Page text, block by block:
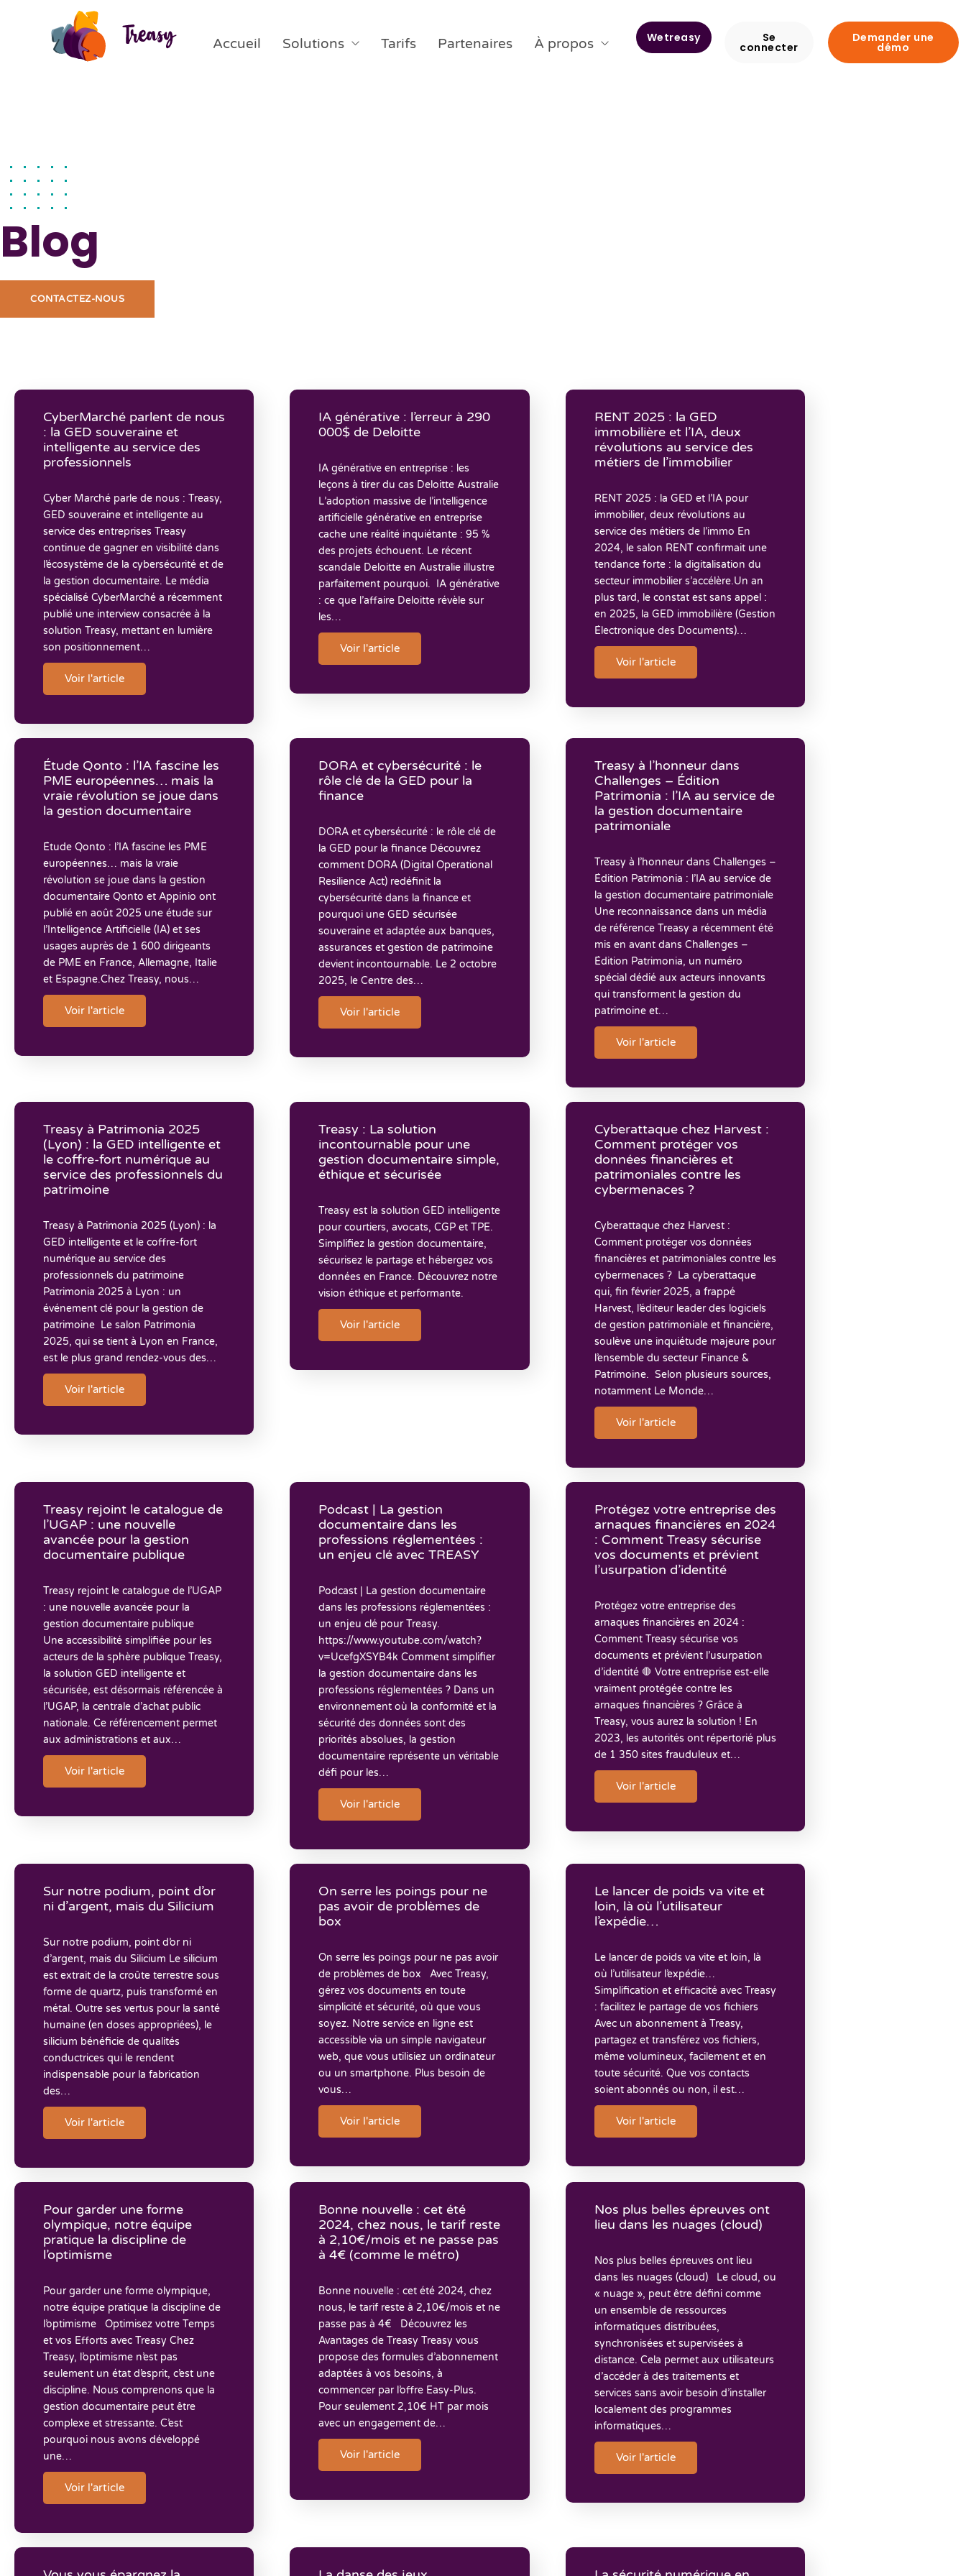
Accueil Solutions Tarifs Partenaires À propos Wetreasy Se
connecter
Demander une
démo
Blog
CONTACTEZ-NOUS
CyberMarché parlent de nous
: la GED souveraine et
intelligente au service des
professionnels
Cyber Marché parle de nous : Treasy,
GED souveraine et intelligente au
service des entreprises Treasy
continue de gagner en visibilité dans
l’écosystème de la cybersécurité et de
la gestion documentaire. Le média
spécialisé CyberMarché a récemment
publié une interview consacrée à la
solution Treasy, mettant en lumière
son positionnement…
Voir l'article
IA générative : l’erreur à 290
000$ de Deloitte
IA générative en entreprise : les
leçons à tirer du cas Deloitte Australie
L’adoption massive de l’intelligence
artificielle générative en entreprise
cache une réalité inquiétante : 95 %
des projets échouent. Le récent
scandale Deloitte en Australie illustre
parfaitement pourquoi. IA générative
: ce que l’affaire Deloitte révèle sur
les…
Voir l'article
RENT 2025 : la GED
immobilière et l’IA, deux
révolutions au service des
métiers de l’immobilier
RENT 2025 : la GED et l’IA pour
immobilier, deux révolutions au
service des métiers de l’immo En
2024, le salon RENT confirmait une
tendance forte : la digitalisation du
secteur immobilier s’accélère.Un an
plus tard, le constat est sans appel :
en 2025, la GED immobilière (Gestion
Électronique des Documents)…
Voir l'article
Étude Qonto : l’IA fascine les
PME européennes… mais la
vraie révolution se joue dans
la gestion documentaire
Étude Qonto : l’IA fascine les PME
européennes… mais la vraie
révolution se joue dans la gestion
documentaire Qonto et Appinio ont
publié en août 2025 une étude sur
l’Intelligence Artificielle (IA) et ses
usages auprès de 1 600 dirigeants
de PME en France, Allemagne, Italie
et Espagne.Chez Treasy, nous…
Voir l'article
DORA et cybersécurité : le
rôle clé de la GED pour la
finance
DORA et cybersécurité : le rôle clé de
la GED pour la finance Découvrez
comment DORA (Digital Operational
Resilience Act) redéfinit la
cybersécurité dans la finance et
pourquoi une GED sécurisée
souveraine et adaptée aux banques,
assurances et gestion de patrimoine
devient incontournable. Le 2 octobre
2025, le Centre des…
Voir l'article
Treasy à l’honneur dans
Challenges – Édition
Patrimonia : l’IA au service de
la gestion documentaire
patrimoniale
Treasy à l’honneur dans Challenges –
Édition Patrimonia : l’IA au service de
la gestion documentaire patrimoniale
Une reconnaissance dans un média
de référence Treasy a récemment été
mis en avant dans Challenges –
Édition Patrimonia, un numéro
spécial dédié aux acteurs innovants
qui transforment la gestion du
patrimoine et…
Voir l'article
Treasy à Patrimonia 2025
(Lyon) : la GED intelligente et
le coffre-fort numérique au
service des professionnels du
patrimoine
Treasy à Patrimonia 2025 (Lyon) : la
GED intelligente et le coffre-fort
numérique au service des
professionnels du patrimoine
Patrimonia 2025 à Lyon : un
événement clé pour la gestion de
patrimoine Le salon Patrimonia
2025, qui se tient à Lyon en France,
est le plus grand rendez-vous des…
Voir l'article
Treasy : La solution
incontournable pour une
gestion documentaire simple,
éthique et sécurisée
Treasy est la solution GED intelligente
pour courtiers, avocats, CGP et TPE.
Simplifiez la gestion documentaire,
sécurisez le partage et hébergez vos
données en France. Découvrez notre
vision éthique et performante.
Voir l'article
Cyberattaque chez Harvest :
Comment protéger vos
données financières et
patrimoniales contre les
cybermenaces ?
Cyberattaque chez Harvest :
Comment protéger vos données
financières et patrimoniales contre les
cybermenaces ? La cyberattaque
qui, fin février 2025, a frappé
Harvest, l’éditeur leader des logiciels
de gestion patrimoniale et financière,
soulève une inquiétude majeure pour
l’ensemble du secteur Finance &
Patrimoine. Selon plusieurs sources,
notamment Le Monde…
Voir l'article
Treasy rejoint le catalogue de
l’UGAP : une nouvelle
avancée pour la gestion
documentaire publique
Treasy rejoint le catalogue de l’UGAP
: une nouvelle avancée pour la
gestion documentaire publique
Une accessibilité simplifiée pour les
acteurs de la sphère publique Treasy,
la solution GED intelligente et
sécurisée, est désormais référencée à
l’UGAP, la centrale d’achat public
nationale. Ce référencement permet
aux administrations et aux…
Voir l'article
Podcast | La gestion
documentaire dans les
professions réglementées :
un enjeu clé avec TREASY
Podcast | La gestion documentaire
dans les professions réglementées :
un enjeu clé pour Treasy.
https://www.youtube.com/watch?
v=UcefgXSYB4k Comment simplifier
la gestion documentaire dans les
professions réglementées ? Dans un
environnement où la conformité et la
sécurité des données sont des
priorités absolues, la gestion
documentaire représente un véritable
défi pour les…
Voir l'article
Protégez votre entreprise des
arnaques financières en 2024
: Comment Treasy sécurise
vos documents et prévient
l’usurpation d’identité
Protégez votre entreprise des
arnaques financières en 2024 :
Comment Treasy sécurise vos
documents et prévient l’usurpation
d’identité 🛑 Votre entreprise est-elle
vraiment protégée contre les
arnaques financières ? Grâce à
Treasy, vous aurez la solution ! En
2023, les autorités ont répertorié plus
de 1 350 sites frauduleux et…
Voir l'article
Sur notre podium, point d’or
ni d’argent, mais du Silicium
Sur notre podium, point d’or ni
d’argent, mais du Silicium Le silicium
est extrait de la croûte terrestre sous
forme de quartz, puis transformé en
métal. Outre ses vertus pour la santé
humaine (en doses appropriées), le
silicium bénéficie de qualités
conductrices qui le rendent
indispensable pour la fabrication
des…
Voir l'article
On serre les poings pour ne
pas avoir de problèmes de
box
On serre les poings pour ne pas avoir
de problèmes de box Avec Treasy,
gérez vos documents en toute
simplicité et sécurité, où que vous
soyez. Notre service en ligne est
accessible via un simple navigateur
web, que vous utilisiez un ordinateur
ou un smartphone. Plus besoin de
vous…
Voir l'article
Le lancer de poids va vite et
loin, là où l’utilisateur
l’expédie… ​
Le lancer de poids va vite et loin, là
où l’utilisateur l’expédie…
Simplification et efficacité avec Treasy
: facilitez le partage de vos fichiers
Avec un abonnement à Treasy,
partagez et transférez vos fichiers,
même volumineux, facilement et en
toute sécurité. Que vos contacts
soient abonnés ou non, il est…
Voir l'article
Pour garder une forme
olympique, notre équipe
pratique la discipline de
l’optimisme​
Pour garder une forme olympique,
notre équipe pratique la discipline de
l’optimisme Optimisez votre Temps
et vos Efforts avec Treasy Chez
Treasy, l’optimisme n’est pas
seulement un état d’esprit, c’est une
discipline. Nous comprenons que la
gestion documentaire peut être
complexe et stressante. C’est
pourquoi nous avons développé
une…
Voir l'article
Bonne nouvelle : cet été
2024, chez nous, le tarif reste
à 2,10€/mois et ne passe pas
à 4€ (comme le métro)
Bonne nouvelle : cet été 2024, chez
nous, le tarif reste à 2,10€/mois et ne
passe pas à 4€ Découvrez les
Avantages de Treasy Treasy vous
propose des formules d’abonnement
adaptées à vos besoins, à
commencer par l’offre Easy-Plus.
Pour seulement 2,10€ HT par mois
avec un engagement de…
Voir l'article
Nos plus belles épreuves ont
lieu dans les nuages (cloud)
Nos plus belles épreuves ont lieu
dans les nuages (cloud) Le cloud, ou
« nuage », peut être défini comme
un ensemble de ressources
informatiques distribuées,
synchronisées et supervisées à
distance. Cela permet aux utilisateurs
d’accéder à des traitements et
services sans avoir besoin d’installer
localement des programmes
informatiques…
Voir l'article